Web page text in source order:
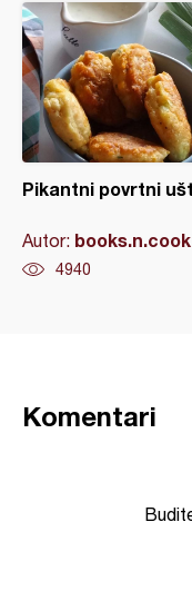
Pikantni povrtni
Autor: books.n.cook
4940
Komentari